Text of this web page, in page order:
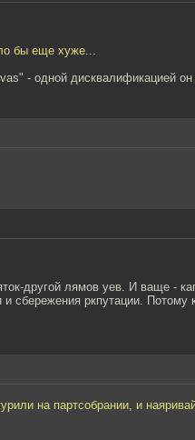
бы еще хуже...
- одной дисквалификацией
другой лямов уев. И ваще -
и сбережения ркпутации.
на партсобрании, и